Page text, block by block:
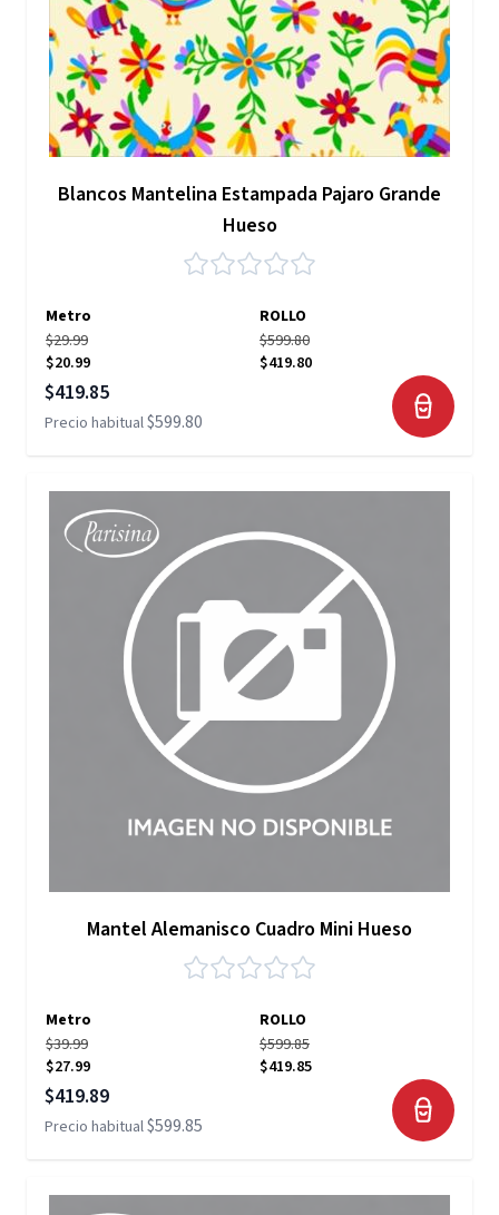
Blancos Mantelina Estampada Pajaro Grande
Hueso
Metro
ROLLO
$29.99
$20.99
$599.80
$419.80
Precio especial
$419.85
Precio habitual$599.80
Mantel Alemanisco Cuadro Mini Hueso
Metro
ROLLO
$39.99
$27.99
$599.85
$419.85
Precio especial
$419.89
Precio habitual$599.85